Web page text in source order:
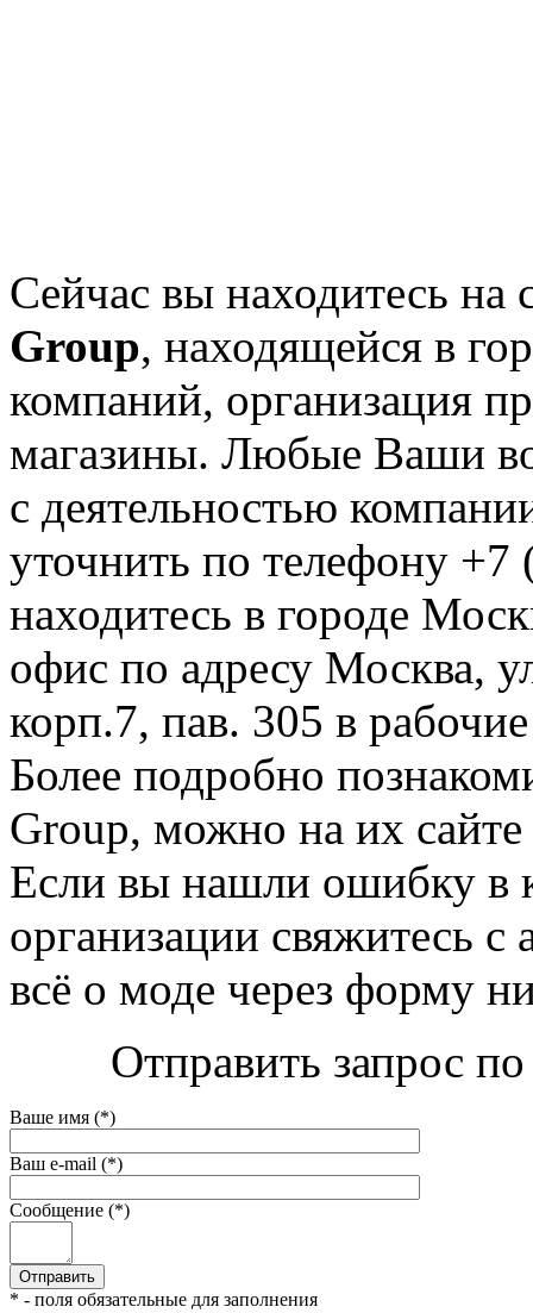
Сейчас вы находитесь на
Group, находящейся в
компаний, организация
магазины. Любые Ваши
с деятельностью
уточнить по телефону
находитесь в городе
офис по адресу Москва,
корп.7, пав. 305 в
Более подробно
Group, можно на их
Если вы нашли ошибку в
организации свяжитесь
всё о моде через форму
Отправить запрос
Ваше имя (*)
Ваш e-mail (*)
Сообщение (*)
* - поля обязательные для заполнения